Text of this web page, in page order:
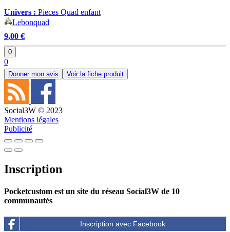
Univers : Pieces Quad enfant
Lebonquad
9,00 €
0
0
Donner mon avis Voir la fiche produit
Social3W © 2023
Mentions légales
Publicité
Inscription
Pocketcustom est un site du réseau Social3W de 10
communautés